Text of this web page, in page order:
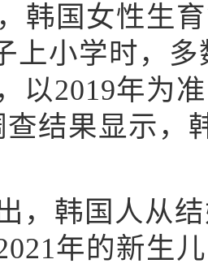
国女性生育
上小学时，
以2019年为
查结果显示，
韩国人从结
年的新生